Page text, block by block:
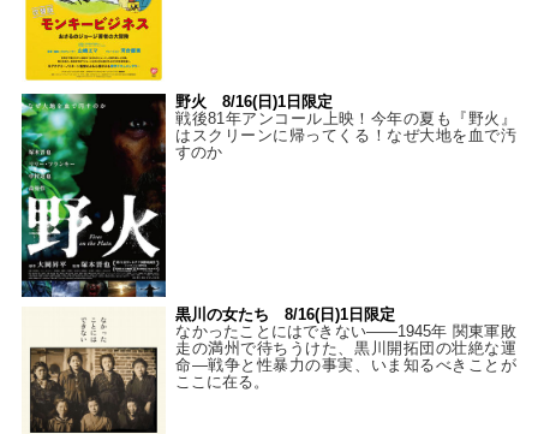
野火 8/16(日)1日限定
戦後81年アンコール上映！今年の夏も『野火』
はスクリーンに帰ってくる！なぜ大地を血で汚
すのか
黒川の女たち 8/16(日)1日限定
なかったことにはできない——1945年 関東軍敗
走の満州で待ちうけた、黒川開拓団の壮絶な運
命―戦争と性暴力の事実、いま知るべきことが
ここに在る。